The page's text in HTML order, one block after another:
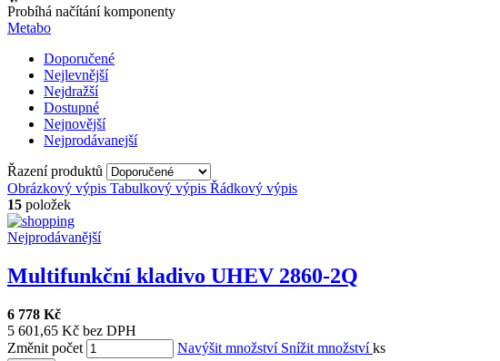
Probíhá načítání komponenty
Metabo
Doporučené
Nejlevnější
Nejdražší
Dostupné
Nejnovější
Nejprodávanejší
Řazení produktů
Obrázkový výpis Tabulkový výpis Řádkový výpis
15 položek
Nejprodávanější
Multifunkční kladivo UHEV 2860-2Q
6 778 Kč
5 601,65 Kč bez DPH
Změnit počet
Navýšit množství Snížit množstvíks